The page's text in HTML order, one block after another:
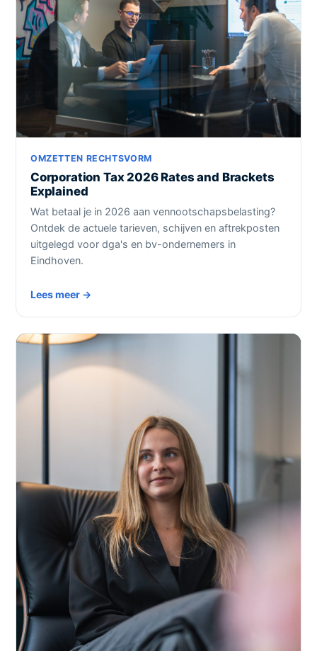
OMZETTEN RECHTSVORM
Corporation Tax 2026 Rates and Brackets
Explained
Wat betaal je in 2026 aan vennootschapsbelasting?
Ontdek de actuele tarieven, schijven en aftrekposten
uitgelegd voor dga's en bv-ondernemers in
Eindhoven.
Lees meer →